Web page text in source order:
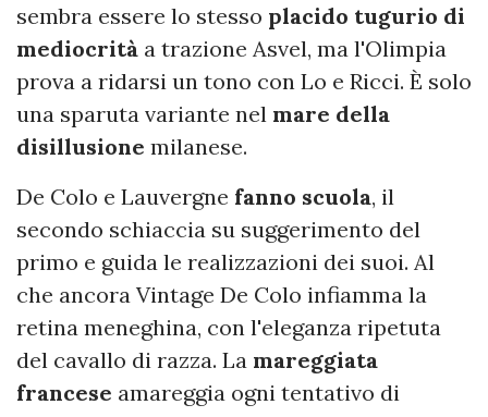
sembra essere lo stesso placido tugurio di
mediocrità a trazione Asvel, ma l'Olimpia
prova a ridarsi un tono con Lo e Ricci. È solo
una sparuta variante nel mare della
disillusione milanese.
De Colo e Lauvergne fanno scuola, il
secondo schiaccia su suggerimento del
primo e guida le realizzazioni dei suoi. Al
che ancora Vintage De Colo infiamma la
retina meneghina, con l'eleganza ripetuta
del cavallo di razza. La mareggiata
francese amareggia ogni tentativo di